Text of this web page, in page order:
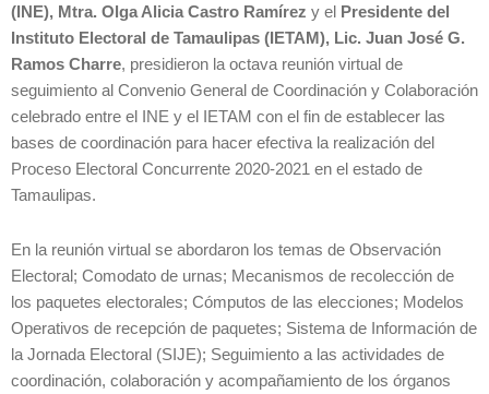
(INE), Mtra. Olga Alicia Castro Ramírez y el
Presidente del
Instituto Electoral de Tamaulipas (IETAM), Lic. Juan José G.
Ramos Charre, presidieron la octava reunión virtual de
seguimiento al Convenio General de Coordinación y Colaboración
celebrado entre el INE y el IETAM con el fin de establecer las
bases de coordinación para hacer efectiva la realización del
Proceso Electoral Concurrente 2020-2021 en el estado de
Tamaulipas.
En la reunión virtual se abordaron los temas de Observación
Electoral; Comodato de urnas; Mecanismos de recolección de
los paquetes electorales; Cómputos de las elecciones; Modelos
Operativos de recepción de paquetes; Sistema de Información de
la Jornada Electoral (SIJE); Seguimiento a las actividades de
coordinación, colaboración y acompañamiento de los órganos